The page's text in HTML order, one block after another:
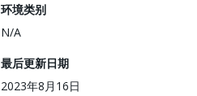
环境类别
N/A
最后更新日期
2023年8月16日